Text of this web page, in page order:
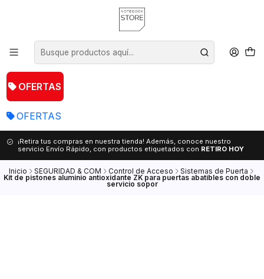
OFERTAS
OFERTAS
¡Retira tus compras en nuestra tienda! Además, conoce nuestro
servicio Envío Rápido, con productos etiquetados con RETIRO HOY
Inicio SEGURIDAD & COM Control de Acceso Sistemas de Puerta
Kit de pistones aluminio antioxidante ZK para puertas abatibles con doble
servicio sopor